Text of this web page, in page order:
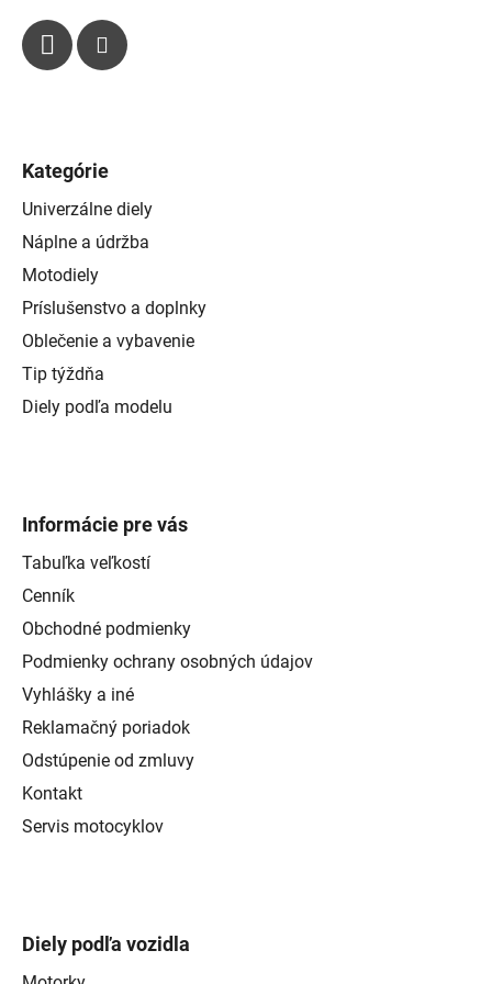
Kategórie
Univerzálne diely
Náplne a údržba
Motodiely
Príslušenstvo a doplnky
Oblečenie a vybavenie
Tip týždňa
Diely podľa modelu
Informácie pre vás
Tabuľka veľkostí
Cenník
Obchodné podmienky
Podmienky ochrany osobných údajov
Vyhlášky a iné
Reklamačný poriadok
Odstúpenie od zmluvy
Kontakt
Servis motocyklov
Diely podľa vozidla